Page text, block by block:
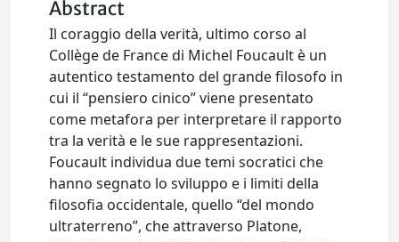
Abstract
Il coraggio della verità, ultimo corso al
Collège de France di Michel Foucault è un
autentico testamento del grande filosofo in
cui il “pensiero cinico” viene presentato
come metafora per interpretare il rapporto
tra la verità e le sue rappresentazioni.
Foucault individua due temi socratici che
hanno segnato lo sviluppo e i limiti della
filosofia occidentale, quello “del mondo
ultraterreno”, che attraverso Platone,